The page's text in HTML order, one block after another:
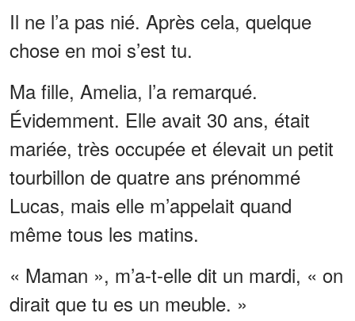
Il ne l’a pas nié. Après cela, quelque
chose en moi s’est tu.
Ma fille, Amelia, l’a remarqué.
Évidemment. Elle avait 30 ans, était
mariée, très occupée et élevait un petit
tourbillon de quatre ans prénommé
Lucas, mais elle m’appelait quand
même tous les matins.
« Maman », m’a-t-elle dit un mardi, « on
dirait que tu es un meuble. »